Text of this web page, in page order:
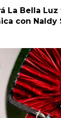
La Bella
con Naldy